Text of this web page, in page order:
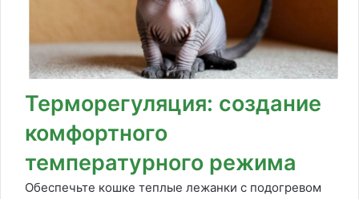
Терморегуляция: создание
комфортного
температурного режима
Обеспечьте кошке теплые лежанки с подогревом